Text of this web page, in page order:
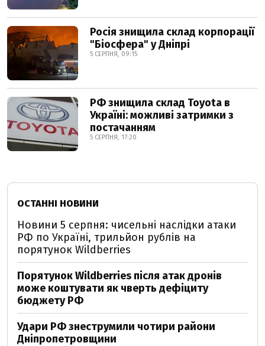
Росія знищила склад корпорації
"Біосфера" у Дніпрі
5 СЕРПНЯ, 09:15
РФ знищила склад Toyota в
Україні: можливі затримки з
постачанням
5 СЕРПНЯ, 17:20
ОСТАННІ НОВИНИ
Новини 5 серпня: чисельні наслідки атаки
РФ по Україні, трильйон рублів на
порятунок Wildberries
Порятунок Wildberries після атак дронів
може коштувати як чверть дефіциту
бюджету РФ
Удари РФ знеструмили чотири райони
Дніпропетровщини